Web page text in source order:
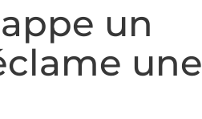
un
une